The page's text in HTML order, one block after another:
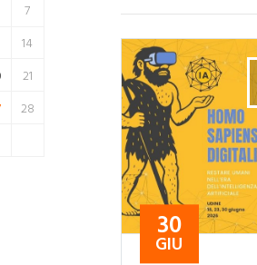
7
14
21
28
30
GIU